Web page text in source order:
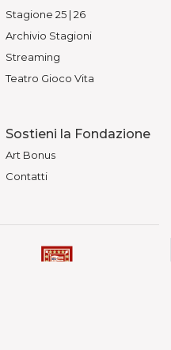
Stagione 25 | 26
Archivio Stagioni
Streaming
Teatro Gioco Vita
Sostieni la Fondazione
Art Bonus
Contatti